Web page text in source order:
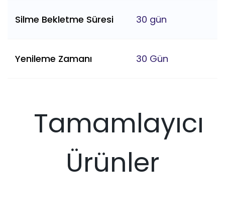
Silme Bekletme Süresi 30 gün
Yenileme Zamanı 30 Gün
Tamamlayıcı
Ürünler